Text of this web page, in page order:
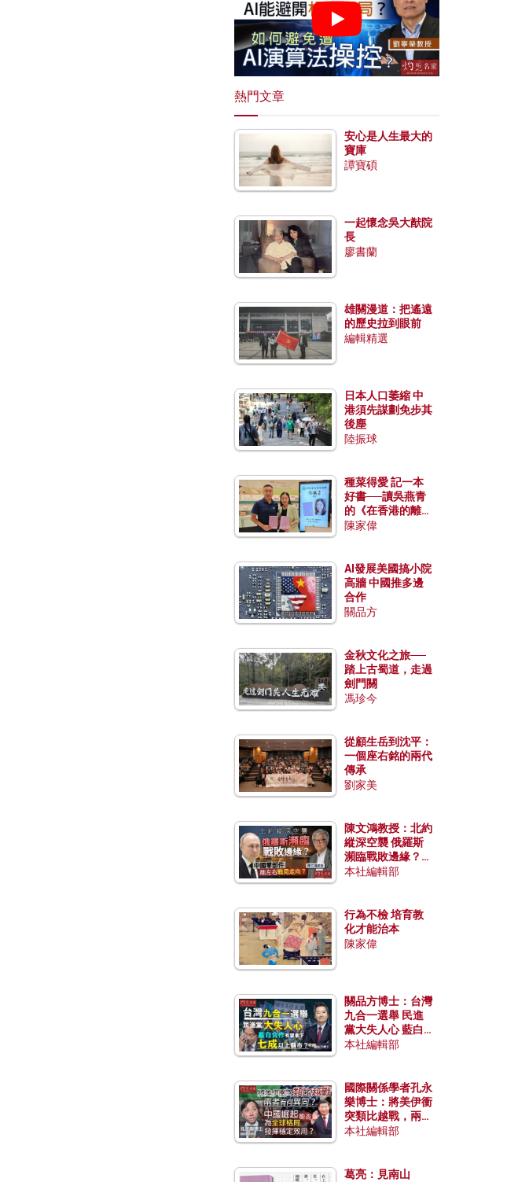
熱門文章
安心是人生最大的
寶庫
譚寶碩
一起懷念吳大猷院
長
廖書蘭
雄關漫道：把遙遠
的歷史拉到眼前
編輯精選
日本人口萎縮 中
港須先謀劃免步其
後塵
陸振球
種菜得愛 記一本
好書──讀吳燕青
的《在香港的離島
種菜》
陳家偉
AI發展美國搞小院
高牆 中國推多邊
合作
關品方
金秋文化之旅──
踏上古蜀道，走過
劍門關
馮珍今
從顧生岳到沈平：
一個座右銘的兩代
傳承
劉家美
陳文鴻教授：北約
縱深空襲 俄羅斯
瀕臨戰敗邊緣？中
國零部件能左右戰
本社編輯部
行為不檢 培育教
化才能治本
陳家偉
關品方博士：台灣
九合一選舉 民進
黨大失人心 藍白
合作有望拿下七成
本社編輯部
國際關係學者孔永
樂博士：將美伊衝
突類比越戰，兩者
有何異同？中國崛
本社編輯部
葛亮：見南山